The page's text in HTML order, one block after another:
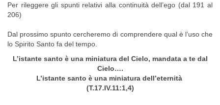
Per rileggere gli spunti relativi alla continuità dell’ego (dal 191 al
206)
Dal prossimo spunto cercheremo di comprendere qual è l’uso che
lo Spirito Santo fa del tempo.
L’istante santo è una miniatura del Cielo, mandata a te dal
Cielo….
L’istante santo è una miniatura dell’eternità
(T.17.IV.11:1,4)